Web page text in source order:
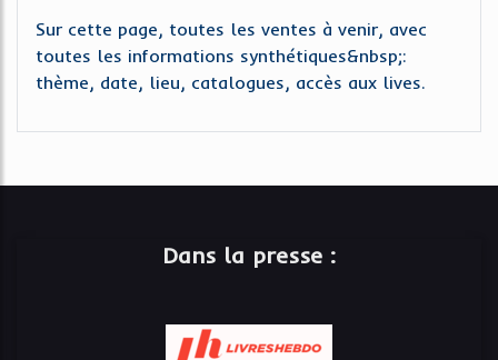
Sur cette page, toutes les ventes à venir, avec
toutes les informations synthétiques&nbsp;:
thème, date, lieu, catalogues, accès aux lives.
Dans la presse :